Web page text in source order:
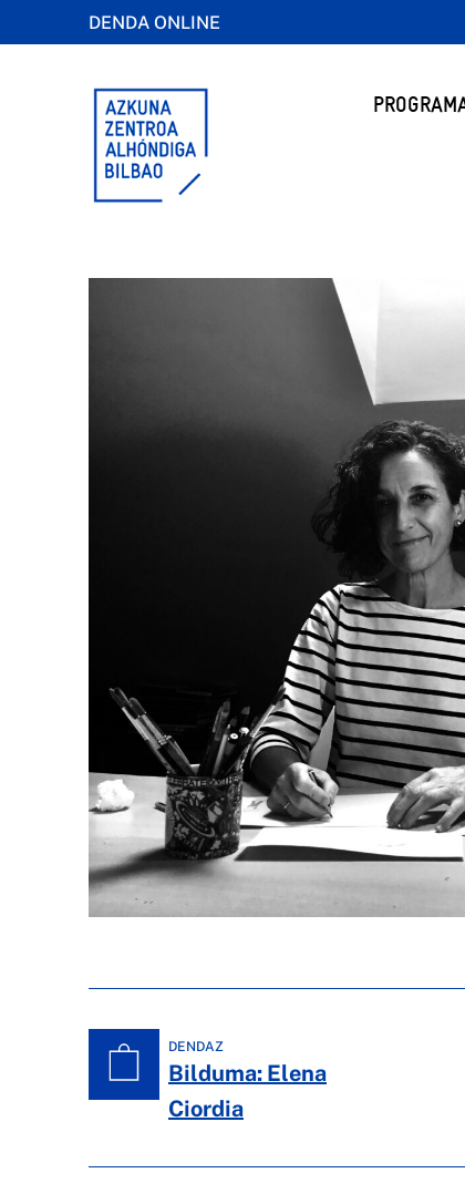
DENDA ONLINE
DENDAZ
Bilduma: Elena
Ciordia